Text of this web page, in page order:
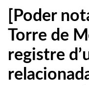
[Poder
Torre de
registre